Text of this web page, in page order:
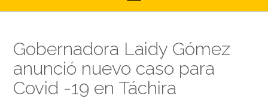
Gobernadora Laidy Gómez
anunció nuevo caso para
Covid -19 en Táchira